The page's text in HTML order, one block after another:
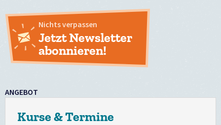
Nichts verpassen
Jetzt Newsletter
abonnieren!
ANGEBOT
Kurse & Termine